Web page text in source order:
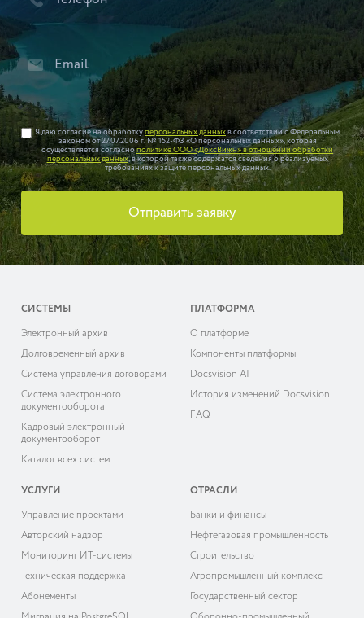
Я даю согласие на обработку персональных данных в соответствии с Федеральным
законом от 27.07.2006 г. № 152-ФЗ «О персональных данных», которая
осуществляется согласнополитике ООО «ДоксВижн» в отношении обработки
персональных данных, в которой также содержатся сведения о реализуемых
требованиях к защите персональных данных.
Отправить заявку
СИСТЕМЫ
Электронный архив
Долговременный архив
Система управления договорами
Система электронного
документооборота
Кадровый электронный
документооборот
Каталог всех систем
ПЛАТФОРМА
О платформе
Компоненты платформы
Docsvision AI
История изменений Docsvision
FAQ
УСЛУГИ
Управление проектами
Авторский надзор
Мониторинг ИТ-системы
Техническая поддержка
Абонементы
ОТРАСЛИ
Банки и финансы
Нефтегазовая промышленность
Строительство
Агропромышленный комплекс
Государственный сектор